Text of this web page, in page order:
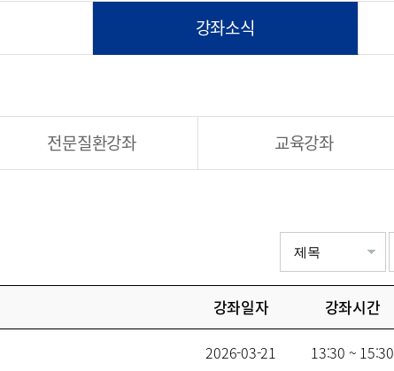
강좌소식
전문질환강좌 교육강좌
강좌일자 강좌시간
2026-03-21 13:30 ~ 15:30